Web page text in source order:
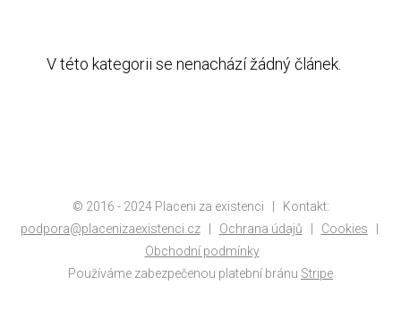
V této kategorii se nenachází žádný článek.
© 2016 - 2024 Placeni za existenci | Kontakt:
podpora@placenizaexistenci.cz| Ochrana údajů Cookies
Obchodní podmínky
Používáme zabezpečenou platební bránu Stripe